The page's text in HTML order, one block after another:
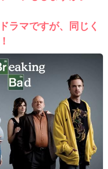
ラマですが、同じく